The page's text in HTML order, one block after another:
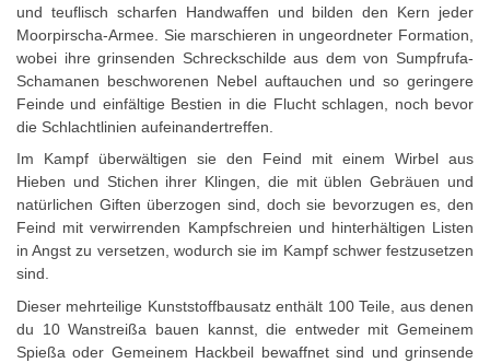
und teuflisch scharfen Handwaffen und bilden den Kern jeder
Moorpirscha-Armee. Sie marschieren in ungeordneter Formation,
wobei ihre grinsenden Schreckschilde aus dem von Sumpfrufa-
Schamanen beschworenen Nebel auftauchen und so geringere
Feinde und einfältige Bestien in die Flucht schlagen, noch bevor
die Schlachtlinien aufeinandertreffen.
Im Kampf überwältigen sie den Feind mit einem Wirbel aus
Hieben und Stichen ihrer Klingen, die mit üblen Gebräuen und
natürlichen Giften überzogen sind, doch sie bevorzugen es, den
Feind mit verwirrenden Kampfschreien und hinterhältigen Listen
in Angst zu versetzen, wodurch sie im Kampf schwer festzusetzen
sind.
Dieser mehrteilige Kunststoffbausatz enthält 100 Teile, aus denen
du 10 Wanstreißa bauen kannst, die entweder mit Gemeinem
Spießa oder Gemeinem Hackbeil bewaffnet sind und grinsende